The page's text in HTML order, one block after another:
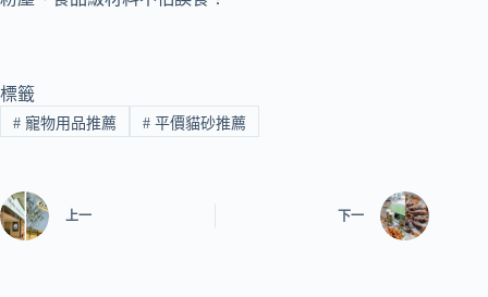
標籤
#寵物用品推薦 #平價貓砂推薦
上一 下一